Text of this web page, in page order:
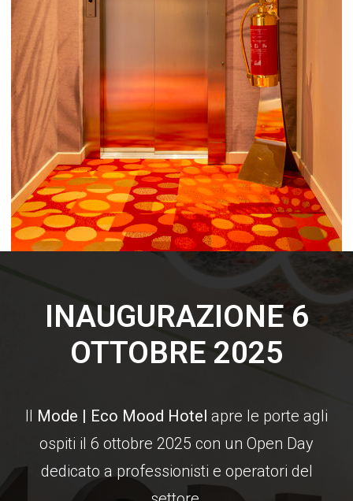
INAUGURAZIONE 6
OTTOBRE 2025
Il Mode | Eco Mood Hotel apre le porte agli
ospiti il 6 ottobre 2025 con un Open Day
dedicato a professionisti e operatori del